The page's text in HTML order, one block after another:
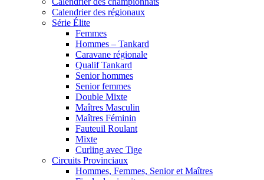
Calendrier des régionaux
Série Élite
Femmes
Hommes – Tankard
Caravane régionale
Qualif Tankard
Senior hommes
Senior femmes
Double Mixte
Maîtres Masculin
Maîtres Féminin
Fauteuil Roulant
Mixte
Curling avec Tige
Circuits Provinciaux
Hommes, Femmes, Senior et Maîtres